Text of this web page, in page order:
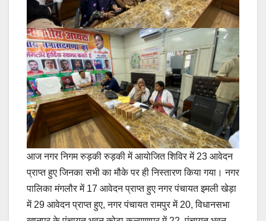
आज नगर निगम रुड़की रुड़की में आयोजित शिविर में 23 आवेदन
प्राप्त हुए जिनका सभी का मौके पर ही निस्तारण किया गया। नगर
पालिका मंगलौर में 17 आवेदन प्राप्त हुए नगर पंचायत इमली खेड़ा
में 29 आवेदन प्राप्त हुए, नगर पंचायत रामपुर में 20, विधानसभा